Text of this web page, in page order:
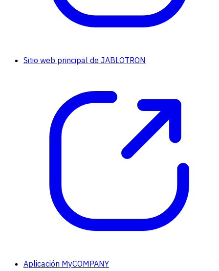
Sitio web principal de JABLOTRON
Aplicación MyCOMPANY